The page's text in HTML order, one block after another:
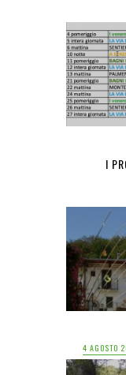
I
4 AGOSTO